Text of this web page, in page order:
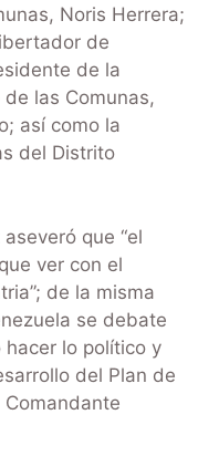
Noris Herrera;
de
de la
las Comunas,
así como la
del Distrito
que “el
ver con el
de la misma
se debate
lo político y
del Plan de